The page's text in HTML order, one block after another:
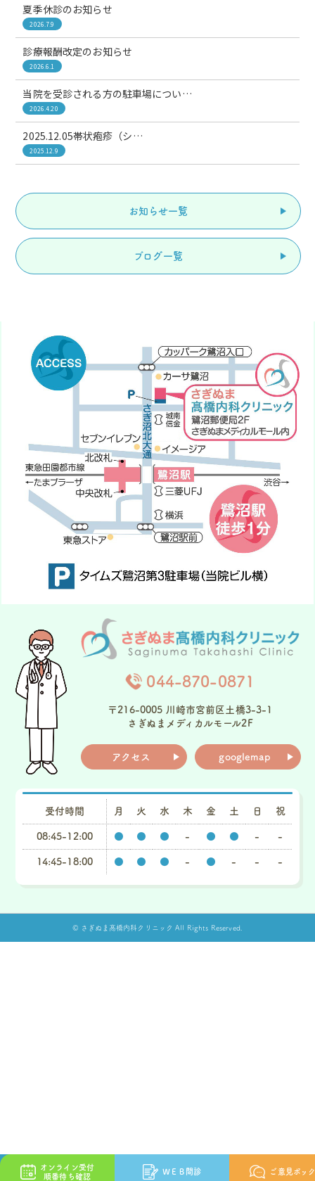
夏季休診のお知らせ
2026.7.9
診療報酬改定のお知らせ
2026.6.1
当院を受診される方の駐車場につい…
2026.4.20
2025.12.05帯状疱疹（シ…
2025.12.9
お知らせ一覧
ブログ一覧
044-870-0871
〒216-0005 川崎市宮前区土橋3-3-1
さぎぬまメディカルモール2F
アクセス googlemap
受付時間 月 火 水 木 金 土 日 祝
08:45-12:00 ● ● ● - ● ● - -
14:45-18:00 ● ● ● - ● - - -
オンライン受付
順番待ち確認
ＷＥＢ問診 ご意見ボッ
© さぎぬま髙橋内科クリニック All Rights Reserved.